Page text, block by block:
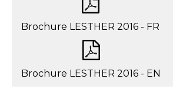
Brochure LESTHER 2016 - FR
Brochure LESTHER 2016 - EN